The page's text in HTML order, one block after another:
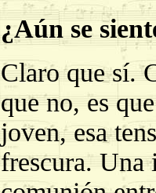
¿Aún se
Claro que sí.
que no, es
joven, esa
frescura. Una